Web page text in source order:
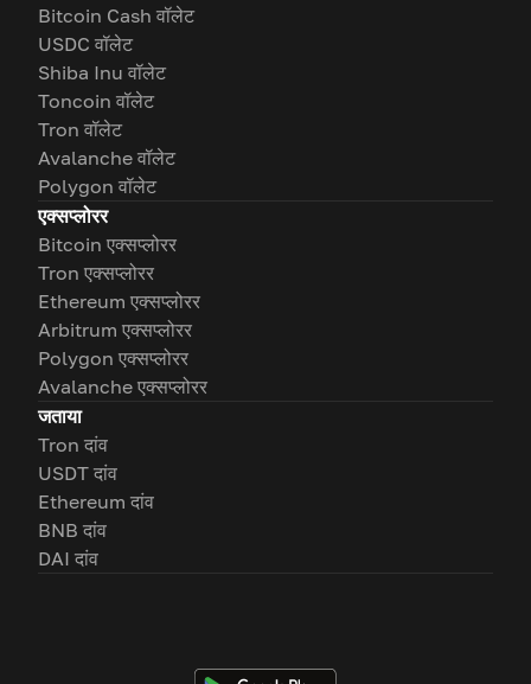
Bitcoin Cash वॉलेट
USDC वॉलेट
Shiba Inu वॉलेट
Toncoin वॉलेट
Tron वॉलेट
Avalanche वॉलेट
Polygon वॉलेट
एक्सप्लोरर
Bitcoin एक्सप्लोरर
Tron एक्सप्लोरर
Ethereum एक्सप्लोरर
Arbitrum एक्सप्लोरर
Polygon एक्सप्लोरर
Avalanche एक्सप्लोरर
जताया
Tron दांव
USDT दांव
Ethereum दांव
BNB दांव
DAI दांव